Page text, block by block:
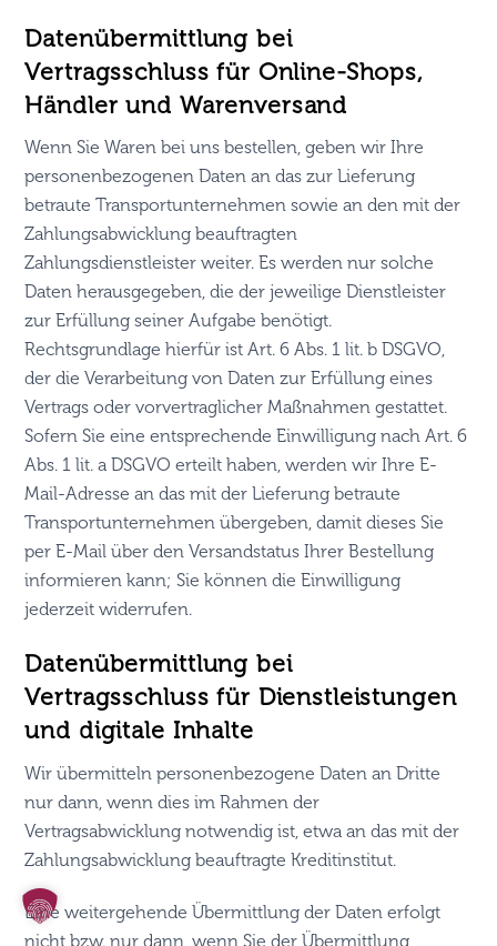
Daten­übermittlung bei
Vertragsschluss für Online-Shops,
Händler und Warenversand
Wenn Sie Waren bei uns bestellen, geben wir Ihre
personenbezogenen Daten an das zur Lieferung
betraute Transportunternehmen sowie an den mit der
Zahlungsabwicklung beauftragten
Zahlungsdienstleister weiter. Es werden nur solche
Daten herausgegeben, die der jeweilige Dienstleister
zur Erfüllung seiner Aufgabe benötigt.
Rechtsgrundlage hierfür ist Art. 6 Abs. 1 lit. b DSGVO,
der die Verarbeitung von Daten zur Erfüllung eines
Vertrags oder vorvertraglicher Maßnahmen gestattet.
Sofern Sie eine entsprechende Einwilligung nach Art. 6
Abs. 1 lit. a DSGVO erteilt haben, werden wir Ihre E-
Mail-Adresse an das mit der Lieferung betraute
Transportunternehmen übergeben, damit dieses Sie
per E-Mail über den Versandstatus Ihrer Bestellung
informieren kann; Sie können die Einwilligung
jederzeit widerrufen.
Daten­übermittlung bei
Vertragsschluss für Dienstleistungen
und digitale Inhalte
Wir übermitteln personenbezogene Daten an Dritte
nur dann, wenn dies im Rahmen der
Vertragsabwicklung notwendig ist, etwa an das mit der
Zahlungsabwicklung beauftragte Kreditinstitut.
Eine weitergehende Übermittlung der Daten erfolgt
nicht bzw. nur dann, wenn Sie der Übermittlung